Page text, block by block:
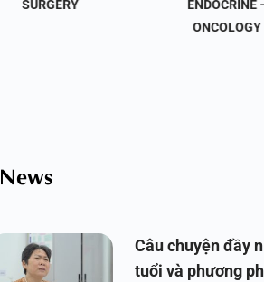
SURGERY
ENDOCRINE
ONCOLOGY
News
Câu chuyện đầy
tuổi và phương